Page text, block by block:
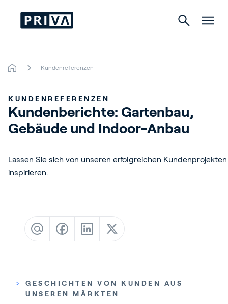
Gebäude
Indoor Growing
Kontact
Blog
Service und Support
Kundenreferenzen
KUNDENREFERENZEN
Kundenberichte: Gartenbau,
Gebäude und Indoor-Anbau
Lassen Sie sich von unseren erfolgreichen Kundenprojekten
inspirieren.
>
GESCHICHTEN VON KUNDEN AUS
UNSEREN MÄRKTEN